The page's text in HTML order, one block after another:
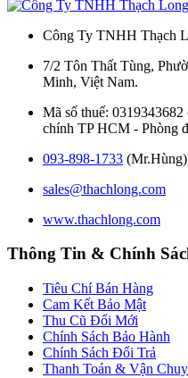
Công Ty TNHH Thạch
7/2 Tôn Thất Tùng,
Minh, Việt Nam.
Mã số thuế:
chính TP HCM - Phòng
093-898-1733 (Mr.Hùng)
sales@thachlong.com
www.thachlong.com
Thông Tin & Chính
Tiêu Chí Bán Hàng
Cam Kết Bảo Mật
Thu Cũ Đổi Mới
Chính Sách Bảo Hành
Chính Sách Đổi Trả
Thanh Toán & Vận